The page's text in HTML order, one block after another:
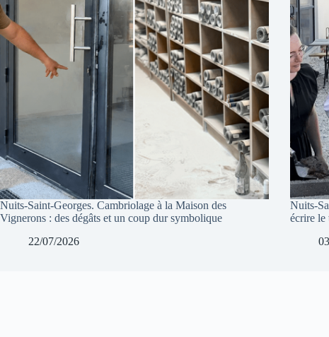
Nuits-Saint-Georges. Cambriolage à la Maison des
Vignerons : des dégâts et un coup dur symbolique
22/07/2026
Nuits-
écrire le